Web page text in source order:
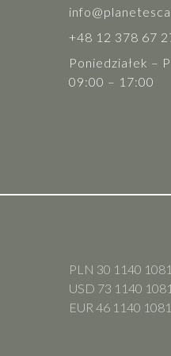
+48 12 378 67
Poniedziałek –
09:00 – 17:00
PLN 30 1140
USD 73 1140
EUR 46 1140